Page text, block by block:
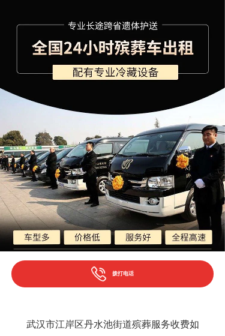
拨打电话
武汉市江岸区丹水池街道殡葬服务收费如